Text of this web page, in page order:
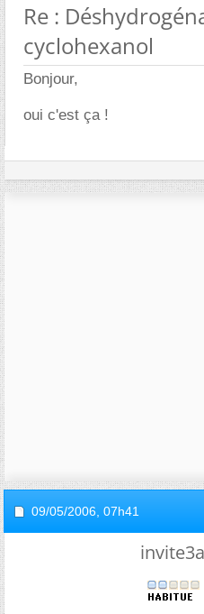
Re :
cyclohexanol
Bonjour,
oui c'est ça !
09/05/2006, 07h41